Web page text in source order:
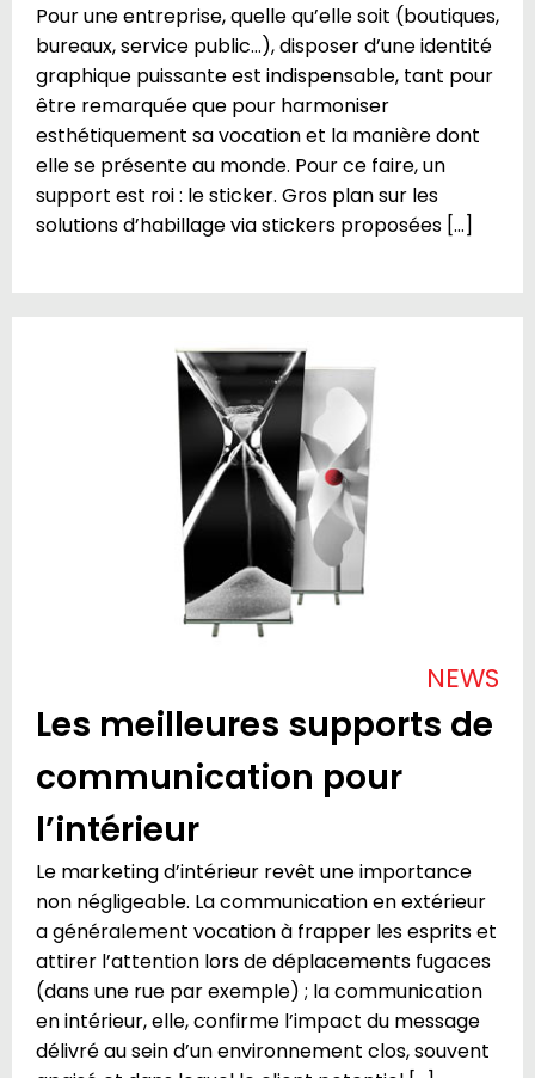
Pour une entreprise, quelle qu’elle soit (boutiques,
bureaux, service public…), disposer d’une identité
graphique puissante est indispensable, tant pour
être remarquée que pour harmoniser
esthétiquement sa vocation et la manière dont
elle se présente au monde. Pour ce faire, un
support est roi : le sticker. Gros plan sur les
solutions d’habillage via stickers proposées […]
NEWS
Les meilleures supports de
communication pour
l’intérieur
Le marketing d’intérieur revêt une importance
non négligeable. La communication en extérieur
a généralement vocation à frapper les esprits et
attirer l’attention lors de déplacements fugaces
(dans une rue par exemple) ; la communication
en intérieur, elle, confirme l’impact du message
délivré au sein d’un environnement clos, souvent